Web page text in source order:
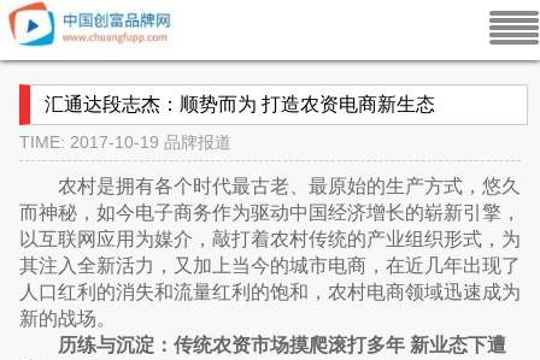
汇通达段志杰：顺势而为 打造农资电商新生态
TIME: 2017-10-19 品牌报道
农村是拥有各个时代最古老、最原始的生产方式，悠久
而神秘，如今电子商务作为驱动中国经济增长的崭新引擎，
以互联网应用为媒介，敲打着农村传统的产业组织形式，为
其注入全新活力，又加上当今的城市电商，在近几年出现了
人口红利的消失和流量红利的饱和，农村电商领域迅速成为
新的战场。
历练与沉淀：传统农资市场摸爬滚打多年 新业态下遭